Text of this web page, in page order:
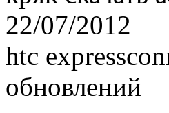
22/07/2012
htc
обновлений